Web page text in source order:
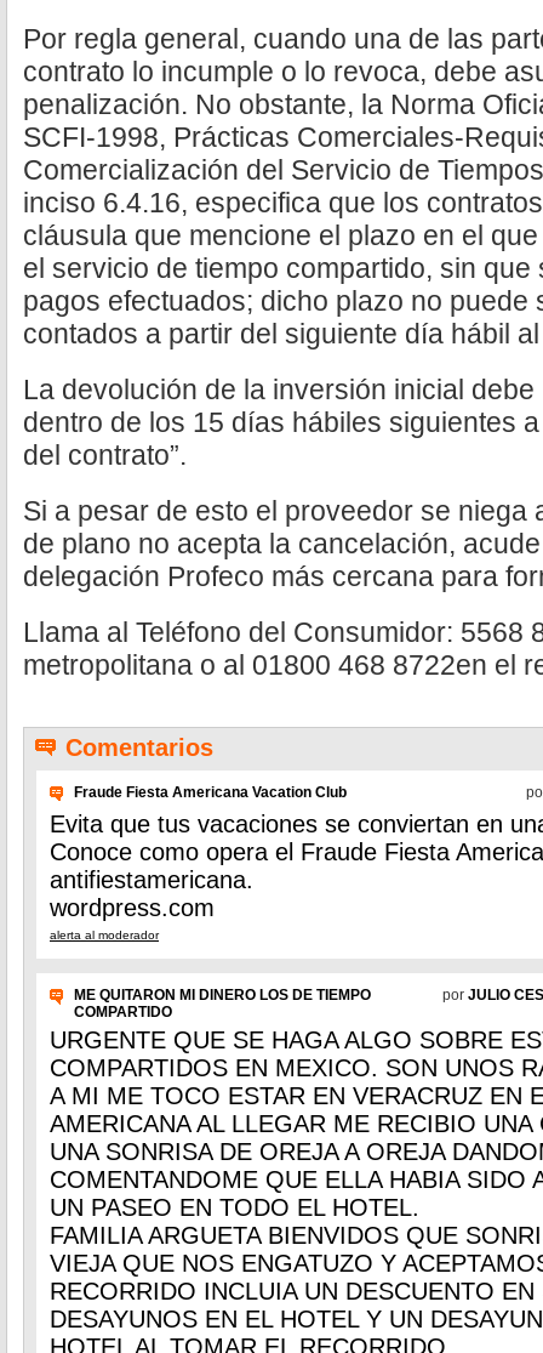
Por regla general, cuando una de las
contrato lo incumple o lo revoca, debe
penalización. No obstante, la Norma
SCFI-1998, Prácticas Comerciales-
Comercialización del Servicio de
inciso 6.4.16, especifica que los
cláusula que mencione el plazo en el
el servicio de tiempo compartido, sin
pagos efectuados; dicho plazo no puede
contados a partir del siguiente día hábil
La devolución de la inversión inicial
dentro de los 15 días hábiles siguientes
del contrato”.
Si a pesar de esto el proveedor se niega
de plano no acepta la cancelación,
delegación Profeco más cercana para
Llama al Teléfono del Consumidor: 5568
metropolitana o al 01800 468 8722en el
Comentarios
Fraude Fiesta Americana Vacation Club
Evita que tus vacaciones se conviertan en
Conoce como opera el Fraude Fiesta
antifiestamericana.
wordpress.com
alerta al moderador
ME QUITARON MI DINERO LOS DE TIEMPO
COMPARTIDO
por JULIO
URGENTE QUE SE HAGA ALGO SOBRE
COMPARTIDOS EN MEXICO. SON UNOS
A MI ME TOCO ESTAR EN VERACRUZ EN
AMERICANA AL LLEGAR ME RECIBIO
UNA SONRISA DE OREJA A OREJA
COMENTANDOME QUE ELLA HABIA SIDO
UN PASEO EN TODO EL HOTEL.
FAMILIA ARGUETA BIENVIDOS QUE
VIEJA QUE NOS ENGATUZO Y
RECORRIDO INCLUIA UN DESCUENTO
DESAYUNOS EN EL HOTEL Y UN
HOTEL AL TOMAR EL RECORRIDO.